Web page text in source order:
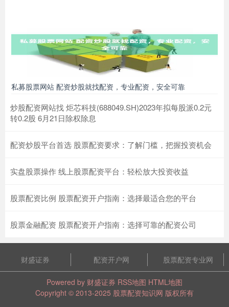
私募股票网站 配资炒股就找配资，专业配资，安全可靠
炒股配资网站找 炬芯科技(688049.SH)2023年拟每股派0.2元
转0.2股 6月21日除权除息
配资炒股平台首选 股票配资要求：了解门槛，把握投资机会
实盘股票操作 线上股票配资平台：轻松放大投资收益
股票配资比例 股票配资开户指南：选择最适合您的平台
股票金融配资 股票配资开户指南：选择可靠的配资公司
财盛证券 配资开户网 股票配资专业网
Powered by 财盛证券 RSS地图 HTML地图
Copyright © 2013-2025 股票配资知识网 版权所有